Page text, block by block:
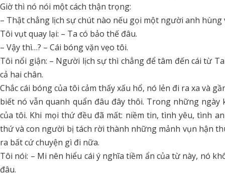
Giờ thì nó nói một cách thận trọng:
– Thật chẳng lịch sự chút nào nếu gọi một người anh
Tôi vụt quay lại: – Ta có bảo thế đâu.
– Vậy thì…? – Cái bóng vặn vẹo tôi.
Tôi nổi giận: – Người lịch sự thì chẳng để tâm đến cái từ
cả hai chân.
Chắc cái bóng của tôi cảm thấy xấu hổ, nó lẻn đi ra xa và
biết nó vẫn quanh quẩn đâu đây thôi. Trong những
của tôi. Khi mọi thứ đều đã mất: niềm tin, tình yêu, tình
thứ và con người bị tách rời thành những mảnh vụn hận
ra bất cứ chuyện gì đi nữa.
Tôi nói: – Mi nên hiểu cái ý nghĩa tiềm ẩn của từ này, nó
đâu.